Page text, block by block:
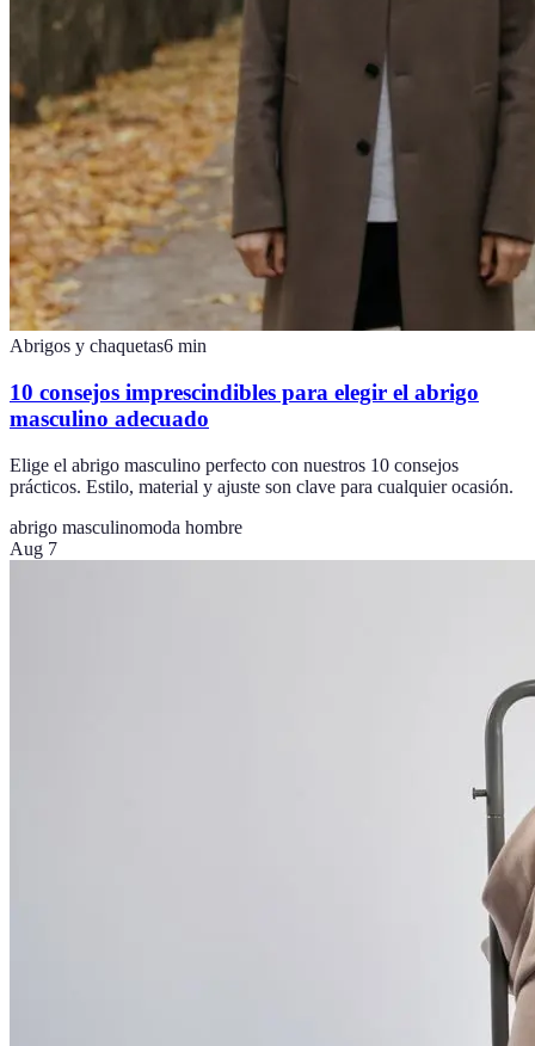
Abrigos y chaquetas6 min
10 consejos imprescindibles para elegir el abrigo
masculino adecuado
Elige el abrigo masculino perfecto con nuestros 10 consejos
prácticos. Estilo, material y ajuste son clave para cualquier ocasión.
abrigo masculinomoda hombre
Aug 7